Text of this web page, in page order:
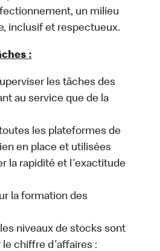
un milieu
inclusif et respectueux.
:
les tâches des
au service que de la
toutes les plateformes de
en place et utilisées
la rapidité et l'exactitude
la formation des
niveaux de stocks sont
le chiffre d'affaires :